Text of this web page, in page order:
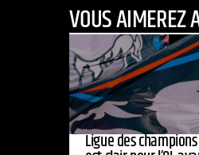
VOUS AIMEREZ
Ligue des